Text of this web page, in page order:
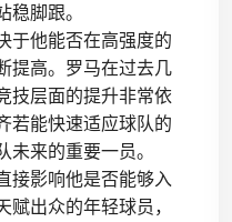
脚跟。
于他能否在高强度的
提高。罗马在过去几
技层面的提升非常依
若能快速适应球队的
来的重要一员。
接影响他是否能够入
出众的年轻球员，